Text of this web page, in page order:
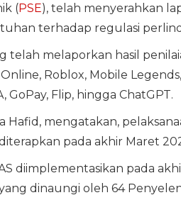
(PSE), telah menyerahkan
terhadap regulasi
telah melaporkan hasil
Roblox, Mobile
GoPay, Flip, hingga ChatGPT.
mengatakan,
pada akhir Maret
diimplementasikan pada
dinaungi oleh 64